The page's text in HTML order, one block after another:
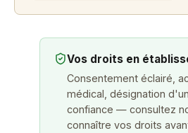
Vos droits en
Consentement éclairé,
médical, désignation
confiance — consultez
connaître vos droits